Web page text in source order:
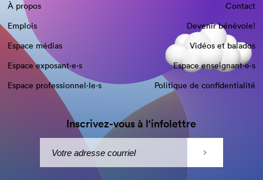
À propos
Contact
Emplois
Devenir bénévole!
Espace médias
Vidéos et balados
Espace exposant·e⋅s
Espace enseignant·e⋅s
Espace professionnel·le⋅s
Politique de confidentialité
Inscrivez-vous à l'infolettre